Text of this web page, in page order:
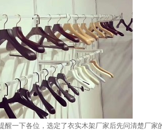
醒一下各位，选定了衣实木架厂家后先问清楚厂家